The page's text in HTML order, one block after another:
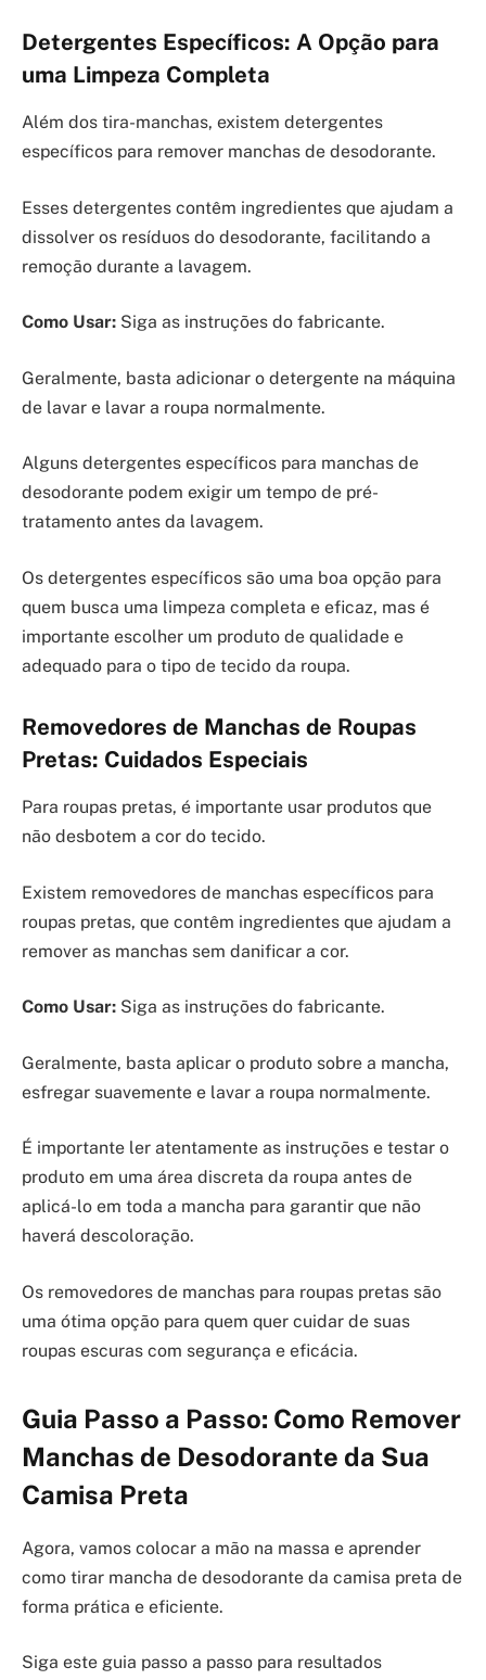
Detergentes Específicos: A Opção para
uma Limpeza Completa
Além dos tira-manchas, existem detergentes
específicos para remover manchas de desodorante.
Esses detergentes contêm ingredientes que ajudam a
dissolver os resíduos do desodorante, facilitando a
remoção durante a lavagem.
Como Usar: Siga as instruções do fabricante.
Geralmente, basta adicionar o detergente na máquina
de lavar e lavar a roupa normalmente.
Alguns detergentes específicos para manchas de
desodorante podem exigir um tempo de pré-
tratamento antes da lavagem.
Os detergentes específicos são uma boa opção para
quem busca uma limpeza completa e eficaz, mas é
importante escolher um produto de qualidade e
adequado para o tipo de tecido da roupa.
Removedores de Manchas de Roupas
Pretas: Cuidados Especiais
Para roupas pretas, é importante usar produtos que
não desbotem a cor do tecido.
Existem removedores de manchas específicos para
roupas pretas, que contêm ingredientes que ajudam a
remover as manchas sem danificar a cor.
Como Usar: Siga as instruções do fabricante.
Geralmente, basta aplicar o produto sobre a mancha,
esfregar suavemente e lavar a roupa normalmente.
É importante ler atentamente as instruções e testar o
produto em uma área discreta da roupa antes de
aplicá-lo em toda a mancha para garantir que não
haverá descoloração.
Os removedores de manchas para roupas pretas são
uma ótima opção para quem quer cuidar de suas
roupas escuras com segurança e eficácia.
Guia Passo a Passo: Como Remover
Manchas de Desodorante da Sua
Camisa Preta
Agora, vamos colocar a mão na massa e aprender
como tirar mancha de desodorante da camisa preta de
forma prática e eficiente.
Siga este guia passo a passo para resultados